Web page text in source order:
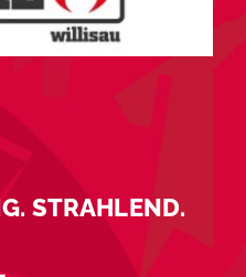
STRAHLEND.